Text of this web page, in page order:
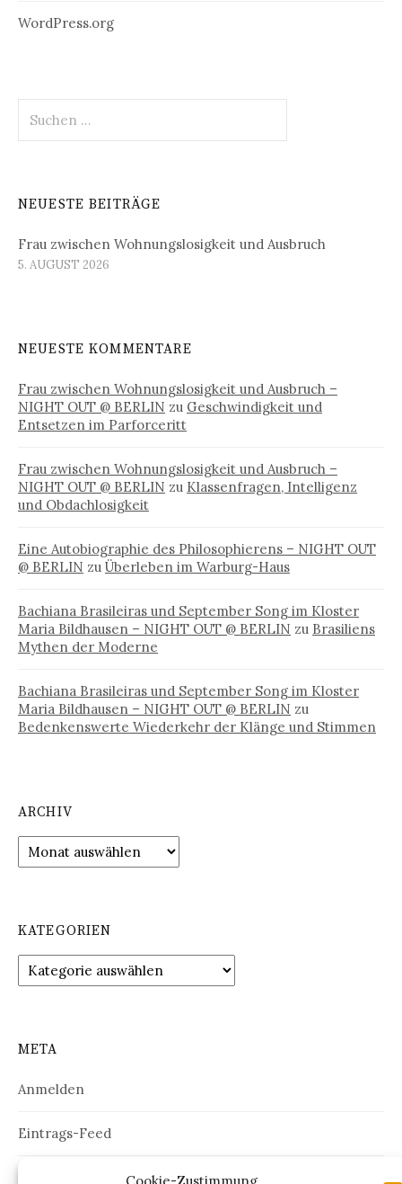
WordPress.org
nach:
NEUESTE BEITRÄGE
Frau zwischen Wohnungslosigkeit und Ausbruch
5. AUGUST 2026
NEUESTE KOMMENTARE
Frau zwischen Wohnungslosigkeit und Ausbruch –
NIGHT OUT @ BERLIN zu Geschwindigkeit und
Entsetzen im Parforceritt
Frau zwischen Wohnungslosigkeit und Ausbruch –
NIGHT OUT @ BERLIN zu Klassenfragen, Intelligenz
und Obdachlosigkeit
Eine Autobiographie des Philosophierens – NIGHT OUT
@ BERLIN zu Überleben im Warburg-Haus
Bachiana Brasileiras und September Song im Kloster
Maria Bildhausen – NIGHT OUT @ BERLIN zu Brasiliens
Mythen der Moderne
Bachiana Brasileiras und September Song im Kloster
Maria Bildhausen – NIGHT OUT @ BERLIN zu
Bedenkenswerte Wiederkehr der Klänge und Stimmen
ARCHIV
Archiv
KATEGORIEN
Kategorien
META
Anmelden
Eintrags-Feed
Kommentar-Feed